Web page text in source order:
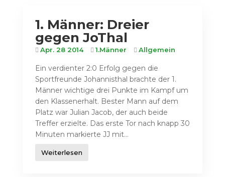
1. Männer: Dreier
gegen JoThal
Apr. 28 2014 1.Männer Allgemein
Ein verdienter 2:0 Erfolg gegen die
Sportfreunde Johannisthal brachte der 1.
Männer wichtige drei Punkte im Kampf um
den Klassenerhalt. Bester Mann auf dem
Platz war Julian Jacob, der auch beide
Treffer erzielte. Das erste Tor nach knapp 30
Minuten markierte JJ mit...
Weiterlesen